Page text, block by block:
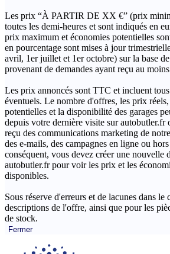
Les prix “À PARTIR DE XX €” (prix
toutes les demi-heures et sont indiqués en
prix maximum et économies potentielles
en pourcentage sont mises à jour
avril, 1er juillet et 1er octobre) sur la base
provenant de demandes ayant reçu au
Les prix annoncés sont TTC et incluent
éventuels. Le nombre d'offres, les prix
potentielles et la disponibilité des garages
depuis votre dernière visite sur autobutler.fr
reçu des communications marketing de
des e-mails, des campagnes en ligne ou
conséquent, vous devez créer une nouvelle
autobutler.fr pour voir les prix et les
disponibles.
Sous réserve d'erreurs et de lacunes dans le
descriptions de l'offre, ainsi que pour les
de stock.
Fermer